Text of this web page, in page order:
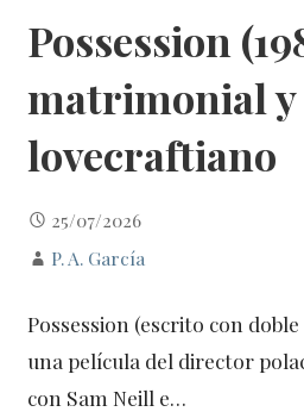
Possession
matrimonial
lovecraftiano
25/07/2026
P. A. García
Possession (escrito con doble
una película del director
con Sam Neill e…